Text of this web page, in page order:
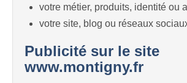
votre métier, produits, identité ou
votre site, blog ou réseaux
Publicité sur le site
www.montigny.fr